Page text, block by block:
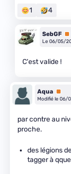
1 4
SebGF
Le 06/05/
C'est valide !
Aqua
Modifié le 06/
par contre au
proche.
des légions
tagger à